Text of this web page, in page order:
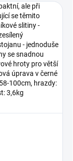
ale při
se těmito
slitiny -
- jednoduše
se snadnou
hroty pro větší
úprava v černé
100cm, hrazdy:
3,6kg